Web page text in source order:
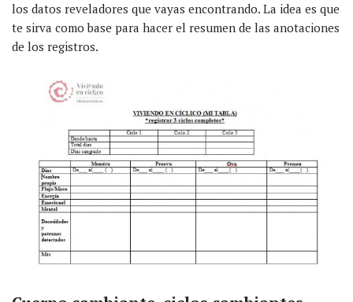
los datos reveladores que vayas encontrando. La idea es que
te sirva como base para hacer el resumen de las anotaciones
de los registros.